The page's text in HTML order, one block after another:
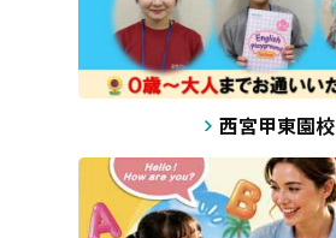
西宮甲東園校